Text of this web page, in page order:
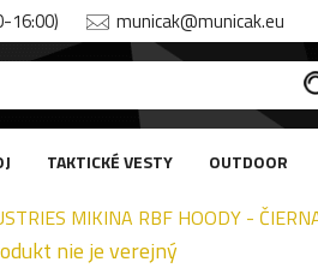
16:00) municak@municak.eu
TAKTICKÉ VESTY OUTDOOR
MIKINA RBF HOODY -
nie je verejný